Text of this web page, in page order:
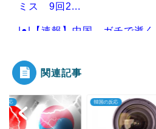
ミス 9回2...
|●|【速報】中国、ガチで逝く
Powered by livedoor 相互RSS
関連記事
反応 韓国の反応